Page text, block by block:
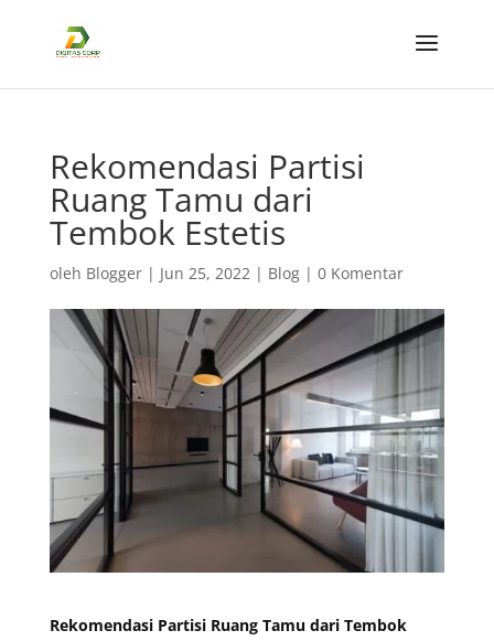
Rekomendasi Partisi
Ruang Tamu dari
Tembok Estetis
oleh Blogger| Jun 25, 2022| Blog| 0 Komentar
Rekomendasi Partisi Ruang Tamu dari Tembok